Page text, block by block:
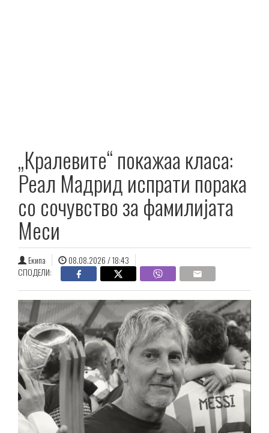
„Кралевите“ покажаа класа:
Реал Мадрид испрати порака
со сочувство за фамилијата
Меси
Екипа
08.08.2026 / 18:43
СПОДЕЛИ: